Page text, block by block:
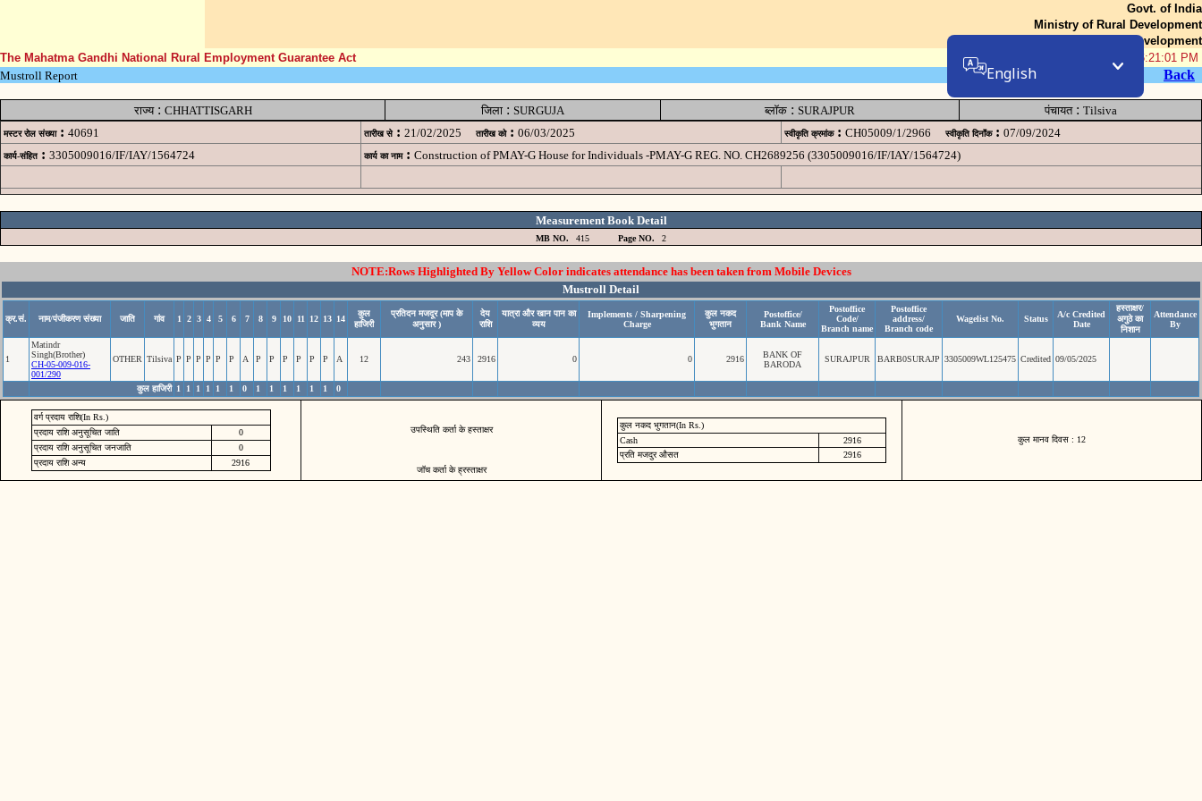
Govt. of India
Ministry of Rural Development
Department of Rural Development
The Mahatma Gandhi National Rural Employment Guarantee Act
08-Aug-2026 06:21:01 PM
Mustroll Report
Back
राज्य: CHHATTISGARH जिला : SURGUJA ब्लॉक : SURAJPUR पंचायत: Tilsiva
मस्टर रोल संख्या : 40691 तारीख से : 21/02/2025 तारीख को : 06/03/2025 स्वीकृति क्रमांक : CH05009/1/2966 स्वीकृति दिनॉंक : 07/09/2024
कार्य-संहित : 3305009016/IF/IAY/1564724 कार्य का नाम : Construction of PMAY-G House for Individuals -PMAY-G REG. NO. CH2689256 (3305009016/IF/IAY/1564724)
Measurement Book Detail
MB NO. 415 Page NO. 2
NOTE:Rows Highlighted By Yellow Color indicates attendance has been taken from Mobile Devices
Mustroll Detail
क्र.सं. नाम/पंजीकरण संख्या जाति गांव 1 2 3 4 5 6 7 8 9 10 11 12 13 14
कुल
हाजिरी
प्रतिदन मजदूर (माप के
अनुसार )
देय
राशि
यात्रा और खान पान का
व्यय
Implements / Sharpening
Charge
कुल नकद
भुगतान
Postoffice/
Bank Name
Postoffice
Code/
Branch name
Postoffice
address/
Branch code
Wagelist No. Status
A/c Credited
Date
हस्ताक्षर/
अगुठे का
निशान
Attendance
By
1
Matindr
Singh(Brother)
CH-05-009-016-
001/290
OTHER Tilsiva P P P P P P A P P P P P P A 12 243 2916 0 0 2916
BANK OF
BARODA
SURAJPUR BARB0SURAJP 3305009WL125475 Credited 09/05/2025
कुल हाजिरी 1 1 1 1 1 1 0 1 1 1 1 1 1 0
वर्ग प्रदाय राशि(In Rs.)
प्रदाय राशि अनुसूचित जाति
0
प्रदाय राशि अनुसूचित जनजाति
0
प्रदाय राशि अन्य
2916
उपस्थिति कर्ता के हस्ताक्षर
जॉच कर्ता के ह्रस्ताक्षर
कुल नकद भुगतान(In Rs.)
Cash
2916
प्रति मजदुर औसत
2916
कुल मानव दिवस : 12
English